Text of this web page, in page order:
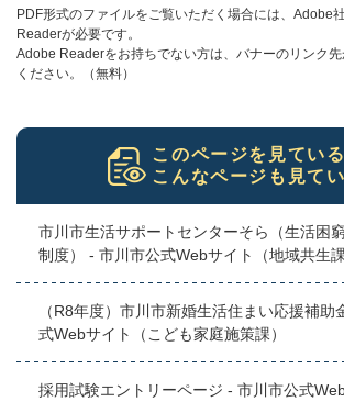
PDF形式のファイルをご覧いただく場合には、Adobe
Readerが必要です。
Adobe Readerをお持ちでない方は、バナーのリンク
ください。（無料）
このページを見てい
こんなページも見て
市川市生活サポートセンターそら（生活困
制度） - 市川市公式Webサイト（地域共生課
（R8年度）市川市新婚生活住まい応援補助
式Webサイト（こども家庭施策課）
採用試験エントリーページ - 市川市公式